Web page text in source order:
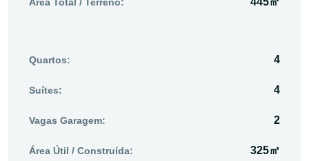
Quartos: 4
Suítes: 4
Vagas Garagem: 2
Área Útil / Construída: 325㎡